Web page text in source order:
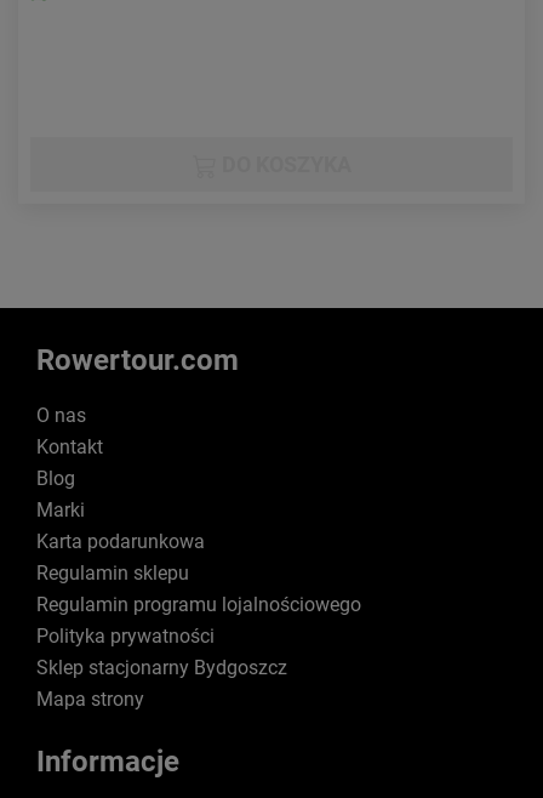
Rowertour.com
O nas
Kontakt
Blog
Marki
Karta podarunkowa
Regulamin sklepu
Regulamin programu lojalnościowego
Polityka prywatności
Sklep stacjonarny Bydgoszcz
Mapa strony
Informacje